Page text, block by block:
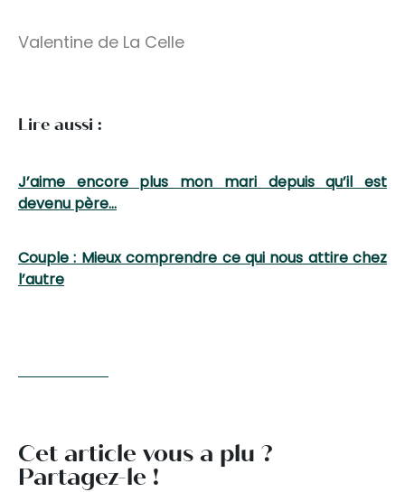
Valentine de La Celle
Lire aussi :
J’aime encore plus mon mari depuis qu’il est
devenu père…
Couple : Mieux comprendre ce qui nous attire chez
l’autre
Cet article vous a plu ?
Partagez-le !